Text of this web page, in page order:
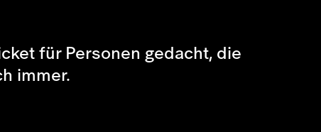
für Personen gedacht, die
immer.